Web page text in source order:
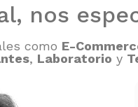
nos
como E-
, Laboratorio y